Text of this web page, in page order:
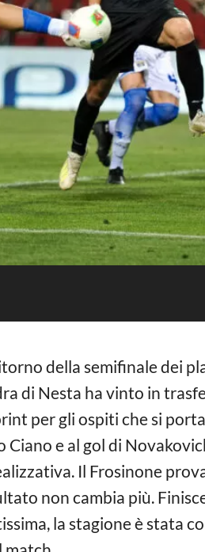
della semifinale dei
di Nesta ha vinto in
per gli ospiti che si
e al gol di
Il Frosinone
non cambia più.
la stagione è stata